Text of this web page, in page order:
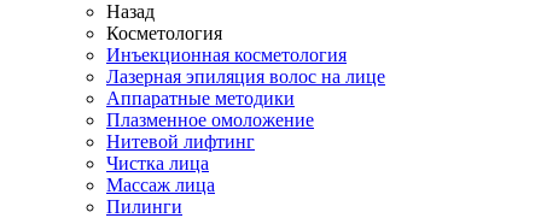
Назад
Косметология
Инъекционная косметология
Лазерная эпиляция волос на лице
Аппаратные методики
Плазменное омоложение
Нитевой лифтинг
Чистка лица
Массаж лица
Пилинги